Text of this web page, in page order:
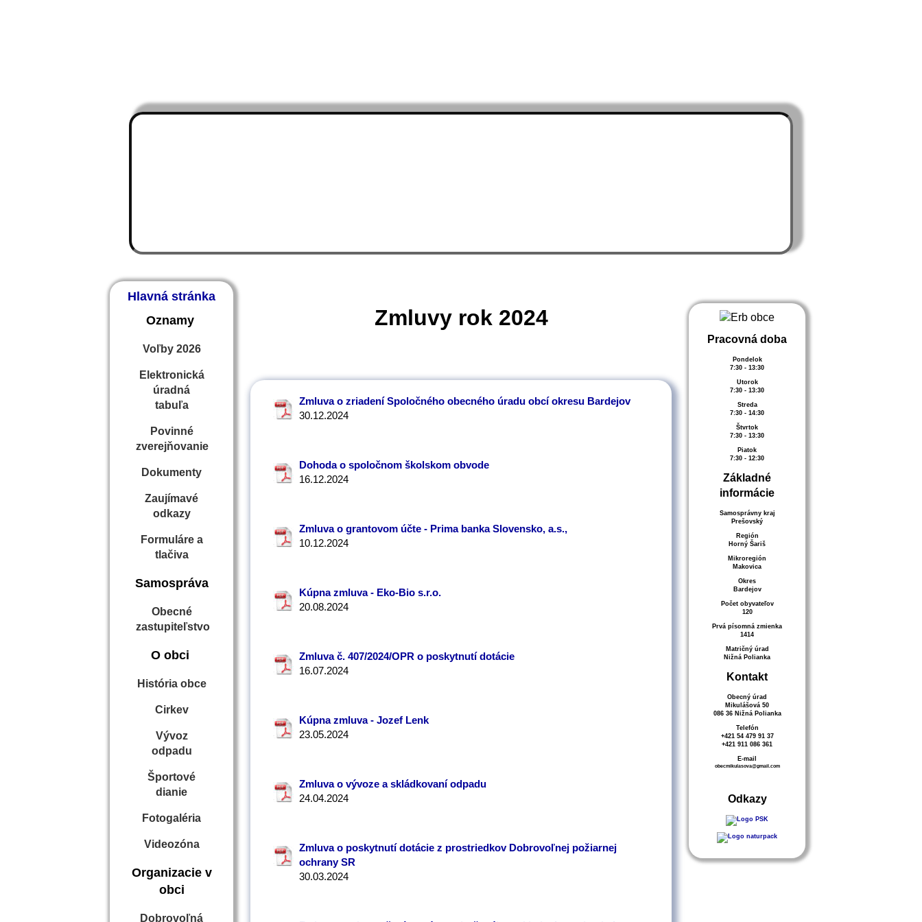
Hlavná stránka
Oznamy
Voľby 2026
Elektronická
úradná
tabuľa
Povinné
zverejňovanie
Dokumenty
Zaujímavé
odkazy
Formuláre a
tlačiva
Samospráva
Obecné
zastupiteľstvo
O obci
História obce
Cirkev
Vývoz
odpadu
Športové
dianie
Fotogaléria
Videozóna
Organizacie v
obci
Dobrovoľná
Zmluvy rok 2024
Zmluva o zriadení Spoločného obecného úradu obcí okresu Bardejov
30.12.2024
Dohoda o spoločnom školskom obvode
16.12.2024
Zmluva o grantovom účte - Prima banka Slovensko, a.s.,
10.12.2024
Kúpna zmluva - Eko-Bio s.r.o.
20.08.2024
Zmluva č. 407/2024/OPR o poskytnutí dotácie
16.07.2024
Kúpna zmluva - Jozef Lenk
23.05.2024
Zmluva o vývoze a skládkovaní odpadu
24.04.2024
Zmluva o poskytnutí dotácie z prostriedkov Dobrovoľnej požiarnej
ochrany SR
30.03.2024
Pracovná doba
Pondelok
7:30 - 13:30
Utorok
7:30 - 13:30
Streda
7:30 - 14:30
Štvrtok
7:30 - 13:30
Piatok
7:30 - 12:30
Základné
informácie
Samosprávny kraj
Prešovský
Región
Horný Šariš
Mikroregión
Makovica
Okres
Bardejov
Počet obyvateľov
120
Prvá písomná zmienka
1414
Matričný úrad
Nižná Polianka
Kontakt
Obecný úrad
Mikulášová 50
086 36 Nižná Polianka
Telefón
+421 54 479 91 37
+421 911 086 361
E-mail
obecmikulasova@gmail.com
Odkazy